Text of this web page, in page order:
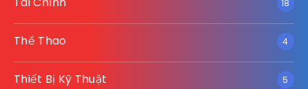
18
Thể Thao 4
Thiết Bị Kỹ Thuật 5